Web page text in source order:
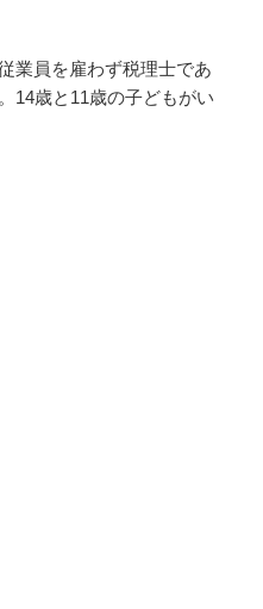
業員を雇わず税理士であ
14歳と11歳の子どもがい